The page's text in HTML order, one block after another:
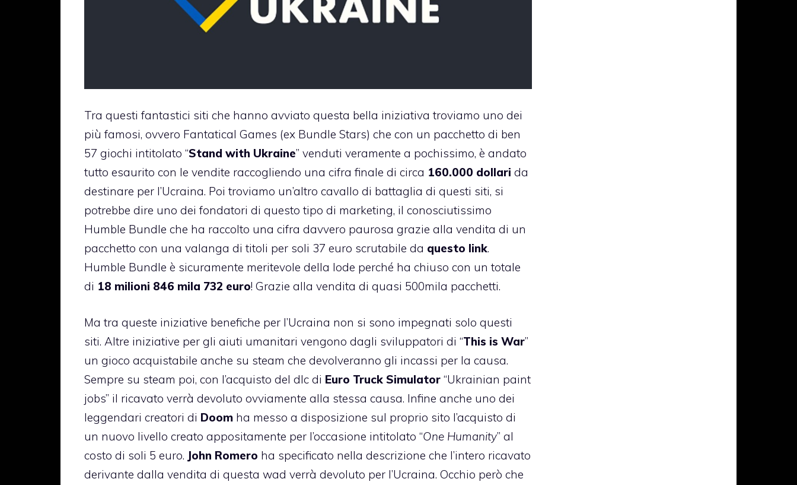
Tra questi fantastici siti che hanno avviato questa bella iniziativa troviamo uno dei
più famosi, ovvero Fantatical Games (ex Bundle Stars) che con un pacchetto di ben
57 giochi intitolato “Stand with Ukraine” venduti veramente a pochissimo, è andato
tutto esaurito con le vendite raccogliendo una cifra finale di circa 160.000 dollari da
destinare per l’Ucraina. Poi troviamo un’altro cavallo di battaglia di questi siti, si
potrebbe dire uno dei fondatori di questo tipo di marketing, il conosciutissimo
Humble Bundle che ha raccolto una cifra davvero paurosa grazie alla vendita di un
pacchetto con una valanga di titoli per soli 37 euro scrutabile da questo link.
Humble Bundle è sicuramente meritevole della lode perché ha chiuso con un totale
di 18 milioni 846 mila 732 euro! Grazie alla vendita di quasi 500mila pacchetti.
Ma tra queste iniziative benefiche per l’Ucraina non si sono impegnati solo questi
siti. Altre iniziative per gli aiuti umanitari vengono dagli sviluppatori di “This is War”
un gioco acquistabile anche su steam che devolveranno gli incassi per la causa.
Sempre su steam poi, con l’acquisto del dlc di Euro Truck Simulator “Ukrainian paint
jobs” il ricavato verrà devoluto ovviamente alla stessa causa. Infine anche uno dei
leggendari creatori di Doom ha messo a disposizione sul proprio sito l’acquisto di
un nuovo livello creato appositamente per l’occasione intitolato “One Humanity” al
costo di soli 5 euro. John Romero ha specificato nella descrizione che l’intero ricavato
derivante dalla vendita di questa wad verrà devoluto per l’Ucraina. Occhio però che